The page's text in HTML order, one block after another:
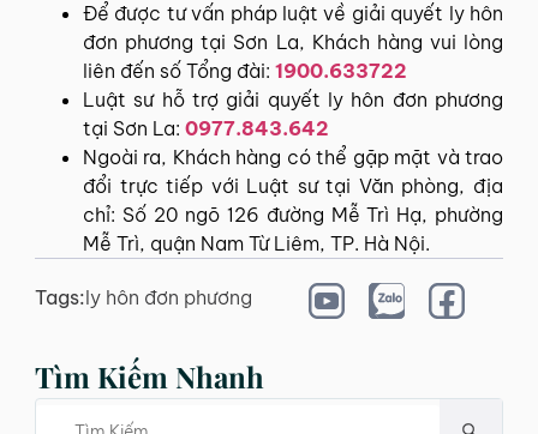
Để được tư vấn pháp luật về giải quyết ly hôn
đơn phương tại Sơn La, Khách hàng vui lòng
liên đến số Tổng đài: 1900.633722
Luật sư hỗ trợ giải quyết ly hôn đơn phương
tại Sơn La: 0977.843.642
Ngoài ra, Khách hàng có thể gặp mặt và trao
đổi trực tiếp với Luật sư tại Văn phòng, địa
chỉ: Số 20 ngõ 126 đường Mễ Trì Hạ, phường
Mễ Trì, quận Nam Từ Liêm, TP. Hà Nội.
Tags:ly hôn đơn phương
Tìm Kiếm Nhanh